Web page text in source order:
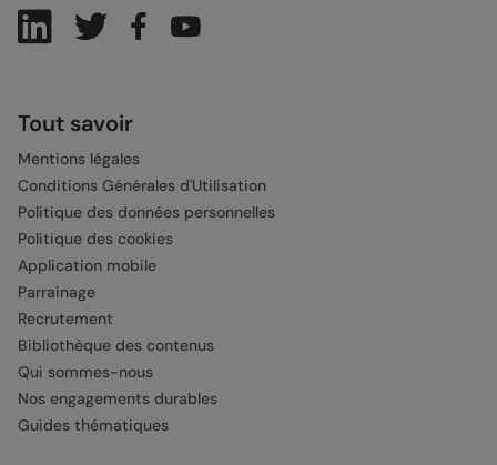
Tout savoir
Mentions légales
Conditions Générales d'Utilisation
Politique des données personnelles
Politique des cookies
Application mobile
Parrainage
Recrutement
Bibliothèque des contenus
Qui sommes-nous
Nos engagements durables
Guides thématiques